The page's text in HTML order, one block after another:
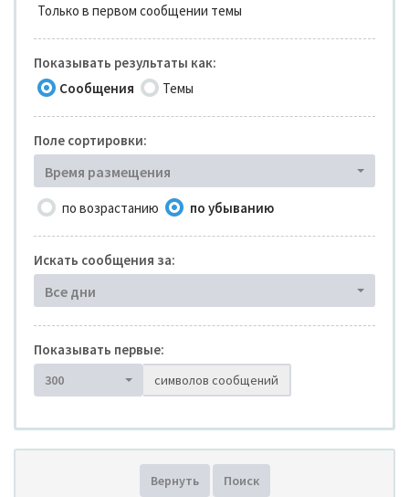
Только в первом сообщении темы
Показывать результаты как:
Сообщения
Темы
Поле сортировки:
Время размещения
по возрастанию по убыванию
Искать сообщения за:
Все дни
Показывать первые:
300 символов сообщений
Вернуть Поиск